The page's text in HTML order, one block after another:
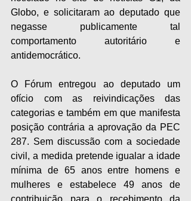
Globo, e solicitaram ao deputado que
negasse publicamente tal
comportamento autoritário e
antidemocrático.
O Fórum entregou ao deputado um
ofício com as reivindicações das
categorias e também em que manifesta
posição contrária a aprovação da PEC
287. Sem discussão com a sociedade
civil, a medida pretende igualar a idade
mínima de 65 anos entre homens e
mulheres e estabelece 49 anos de
contribuição para o recebimento da